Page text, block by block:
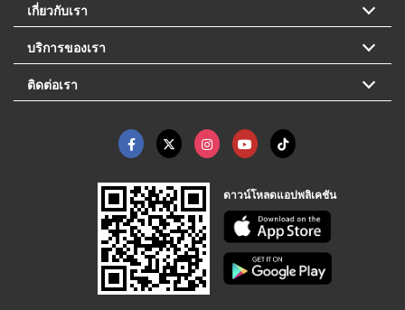
เกี่ยวกับเรา
บริการของเรา
ติดต่อเรา
ดาวน์โหลดแอปพลิเคชัน